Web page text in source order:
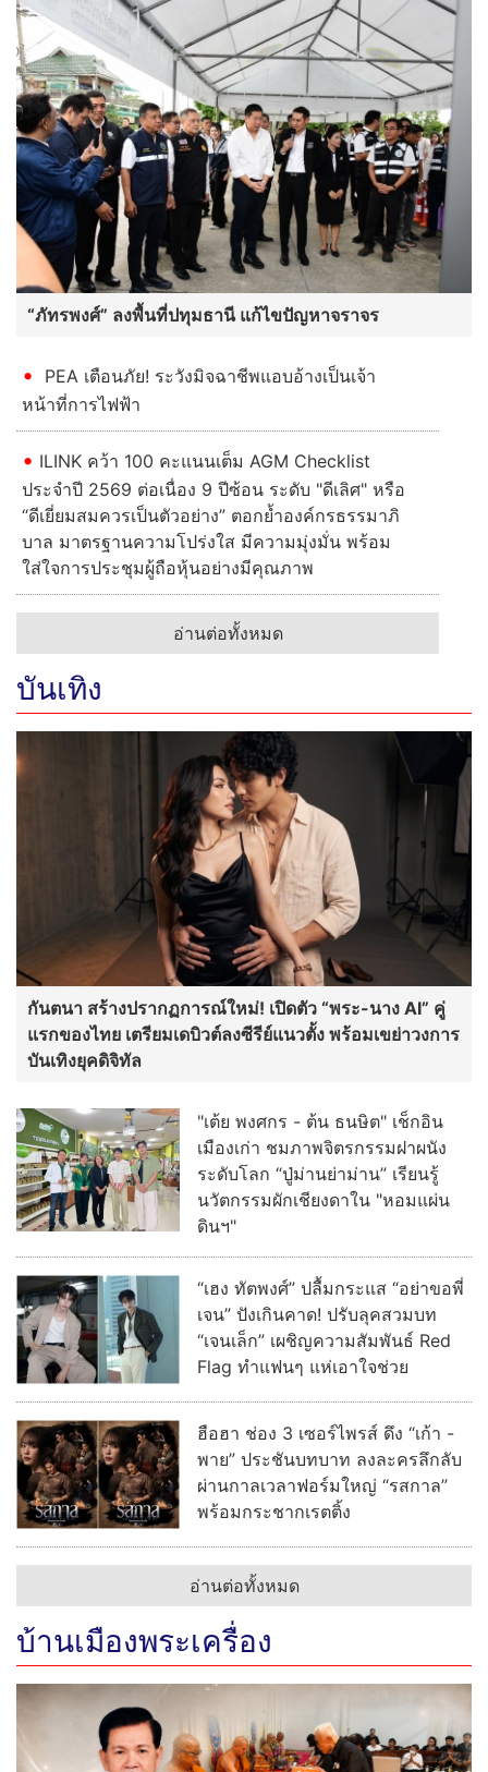
“ภัทรพงศ์” ลงพื้นที่ปทุมธานี แก้ไขปัญหาจราจร
PEA เตือนภัย! ระวังมิจฉาชีพแอบอ้างเป็นเจ้า
หน้าที่การไฟฟ้า
ILINK คว้า 100 คะแนนเต็ม AGM Checklist
ประจำปี 2569 ต่อเนื่อง 9 ปีซ้อน ระดับ "ดีเลิศ" หรือ
“ดีเยี่ยมสมควรเป็นตัวอย่าง” ตอกย้ำองค์กรธรรมาภิ
บาล มาตรฐานความโปร่งใส มีความมุ่งมั่น พร้อม
ใส่ใจการประชุมผู้ถือหุ้นอย่างมีคุณภาพ
อ่านต่อทั้งหมด
บันเทิง
กันตนา สร้างปรากฏการณ์ใหม่! เปิดตัว “พระ-นาง AI” คู่
แรกของไทย เตรียมเดบิวต์ลงซีรีย์แนวตั้ง พร้อมเขย่าวงการ
บันเทิงยุคดิจิทัล
"เต้ย พงศกร - ต้น ธนษิต" เช็กอิน
เมืองเก่า ชมภาพจิตรกรรมฝาผนัง
ระดับโลก “ปู่ม่านย่าม่าน” เรียนรู้
นวัตกรรมผักเชียงดาใน "หอมแผ่น
ดินฯ"
“เฮง ทัตพงศ์” ปลื้มกระแส “อย่าขอพี่
เจน” ปังเกินคาด! ปรับลุคสวมบท
“เจนเล็ก” เผชิญความสัมพันธ์ Red
Flag ทำแฟนๆ แห่เอาใจช่วย
ฮือฮา ช่อง 3 เซอร์ไพรส์ ดึง “เก้า -
พาย” ประชันบทบาท ลงละครลึกลับ
ผ่านกาลเวลาฟอร์มใหญ่ “รสกาล”
พร้อมกระชากเรตติ้ง
อ่านต่อทั้งหมด
บ้านเมืองพระเครื่อง